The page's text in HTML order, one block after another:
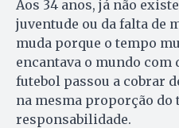
Aos 34 anos, já não
juventude ou da falta de
muda porque o tempo
encantava o mundo com
futebol passou a cobrar
na mesma proporção do
responsabilidade.